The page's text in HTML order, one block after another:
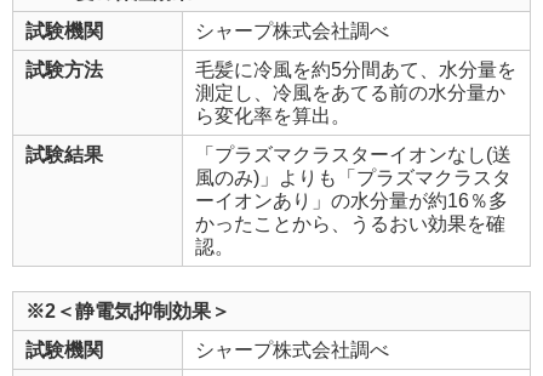
試験機関
シャープ株式会社調べ
試験方法
毛髪に冷風を約5分間あて、水分量を
測定し、冷風をあてる前の水分量か
ら変化率を算出。
試験結果
「プラズマクラスターイオンなし(送
風のみ)」よりも「プラズマクラスタ
ーイオンあり」の水分量が約16％多
かったことから、うるおい効果を確
認。
※2＜静電気抑制効果＞
試験機関
シャープ株式会社調べ